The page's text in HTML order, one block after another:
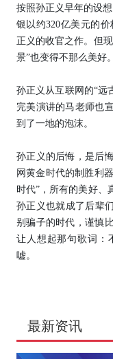
按照孙正义早年的设
银以约320亿美元的
正义的收官之作。但
景”也变得不那么美好。
孙正义从互联网的“远
完美演讲的马老师也
到了一地的泡沫。
孙正义的后悔，是后
网黄金时代的制胜利
时代”，所有的美好、
孙正义也就成了后辈
别骗子的时代，谨慎
让人想起那句歌词：
嘘。
最新资讯